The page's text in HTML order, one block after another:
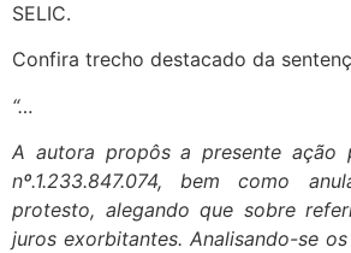
SELIC.
Confira trecho destacado da
“…
A autora propôs a presente ação
nº.1.233.847.074, bem como
protesto, alegando que sobre
juros exorbitantes. Analisando-se